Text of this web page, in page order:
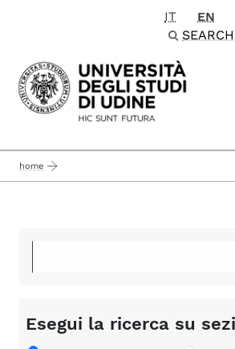
Passa al contenuto
IT EN
SEARCH
home
Esegui la ricerca su